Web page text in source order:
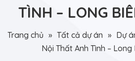
TÌNH – LONG
Trang chủ » Tất cả dự án » Dự
Nội Thất Anh Tình – Long